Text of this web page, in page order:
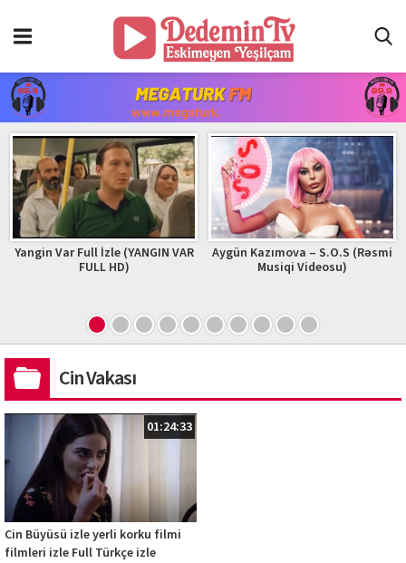
Yangin Var Full İzle (YANGIN VAR
FULL HD)
Aygün Kazımova – S.O.S (Rəsmi
Musiqi Videosu)
Cin Vakası
01:24:33
Cin Büyüsü izle yerli korku filmi
filmleri izle Full Türkçe izle